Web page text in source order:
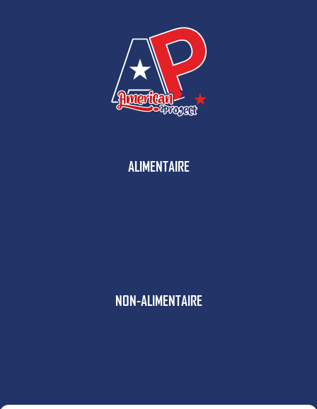
ALIMENTAIRE
NON-ALIMENTAIRE